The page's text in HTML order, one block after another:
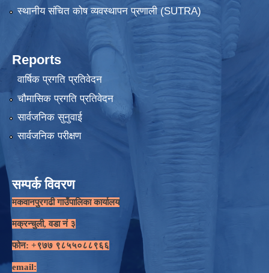
स्थानीय संचित कोष व्यवस्थापन प्रणाली (SUTRA)
Reports
वार्षिक प्रगति प्रतिवेदन
चौमासिक प्रगति प्रतिवेदन
सार्वजनिक सुनुवाई
सार्वजनिक परीक्षण
सम्पर्क विवरण
मकवानपुरगढी गाउँपालिका कार्यालय
मक्रन्चुली, वडा नं ३
फोन: +९७७ ९८५५०८८९६६
email: